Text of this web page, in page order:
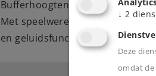
Bufferhoogten volgens NEM.
Met speelwereld digitale mfx+
en geluidsfuncties.
↓ 2
Deze
omdat de